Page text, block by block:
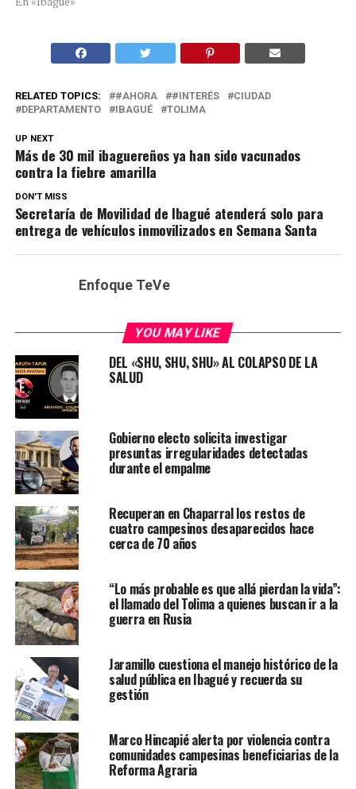
RELATED TOPICS: #AHORA #INTERÉS
CIUDAD
DEPARTAMENTO
IBAGUÉ TOLIMA
UP NEXT
Más de 30 mil ibaguereños ya han sido vacunados
contra la fiebre amarilla
DON'T MISS
Secretaría de Movilidad de Ibagué atenderá solo para
entrega de vehículos inmovilizados en Semana Santa
Enfoque TeVe
YOU MAY LIKE
DEL «SHU, SHU, SHU» AL COLAPSO DE LA
SALUD
Gobierno electo solicita investigar
presuntas irregularidades detectadas
durante el empalme
Recuperan en Chaparral los restos de
cuatro campesinos desaparecidos hace
cerca de 70 años
“Lo más probable es que allá pierdan la vida”:
el llamado del Tolima a quienes buscan ir a la
guerra en Rusia
Jaramillo cuestiona el manejo histórico de la
salud pública en Ibagué y recuerda su
gestión
Marco Hincapié alerta por violencia contra
comunidades campesinas beneficiarias de la
Reforma Agraria